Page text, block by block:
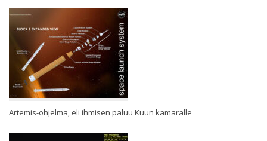
Artemis-ohjelma, eli ihmisen paluu Kuun kamaralle